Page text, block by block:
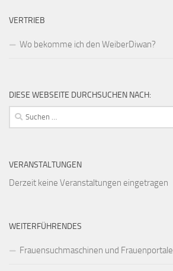
VERTRIEB
Wo bekomme ich den WeiberDiwan?
DIESE WEBSEITE DURCHSUCHEN NACH:
Suchen
nach:
VERANSTALTUNGEN
Derzeit keine Veranstaltungen eingetragen
WEITERFÜHRENDES
Frauensuchmaschinen und Frauenportale